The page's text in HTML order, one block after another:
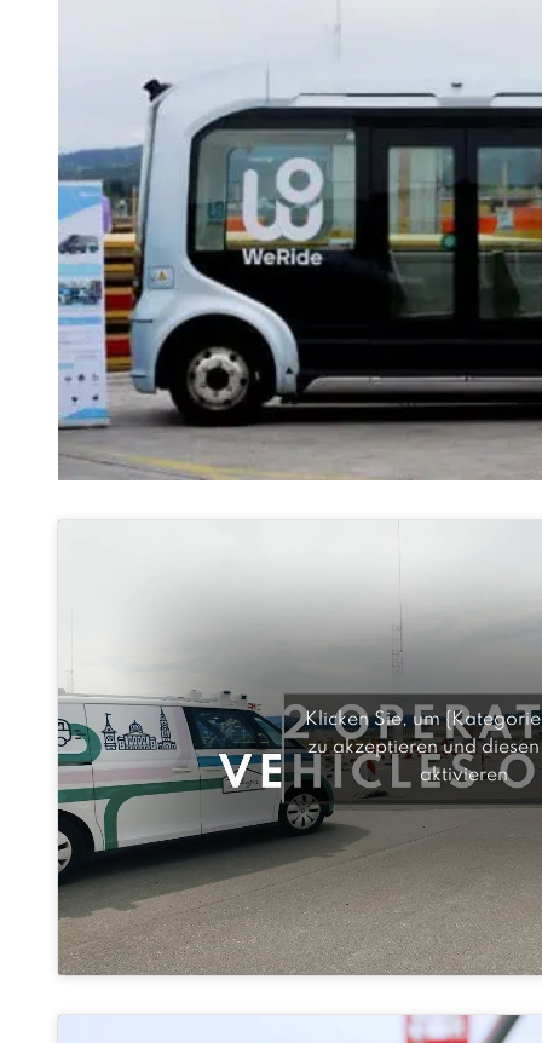
Klicken Sie, um
zu akzeptieren und
aktivieren